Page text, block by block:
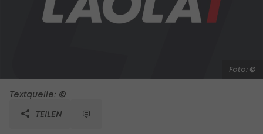
Foto: ©
Textquelle: ©
TEILEN